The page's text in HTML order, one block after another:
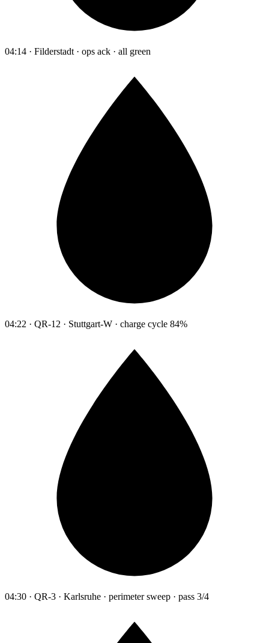
04:14 · Filderstadt · ops ack · all green
04:22 · QR-12 · Stuttgart-W · charge cycle 84%
04:30 · QR-3 · Karlsruhe · perimeter sweep · pass 3/4